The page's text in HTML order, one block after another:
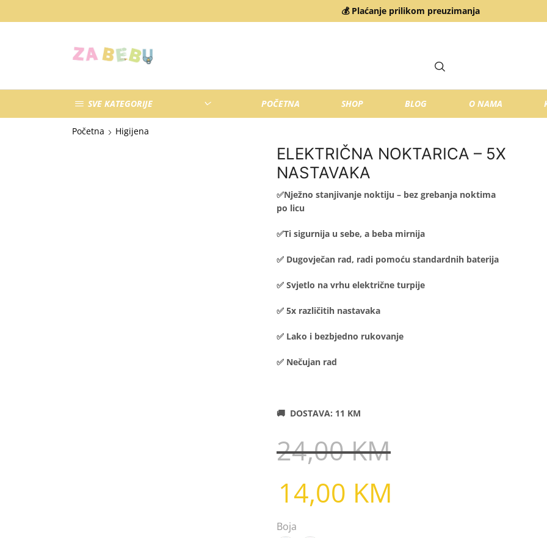
💰 Plaćanje prilikom preuzimanja
SVE KATEGORIJE POČETNA SHOP BLOG O NAMA
Početna Higijena
ELEKTRIČNA NOKTARICA – 5X
NASTAVAKA
✅Nježno stanjivanje noktiju – bez grebanja noktima
po licu
✅Ti sigurnija u sebe, a beba mirnija
✅ Dugovječan rad, radi pomoću standardnih baterija
✅ Svjetlo na vrhu električne turpije
✅ 5x različitih nastavaka
✅ Lako i bezbjedno rukovanje
✅ Nečujan rad
🚚 DOSTAVA: 11 KM
24,00KM
14,00 KM
Boja